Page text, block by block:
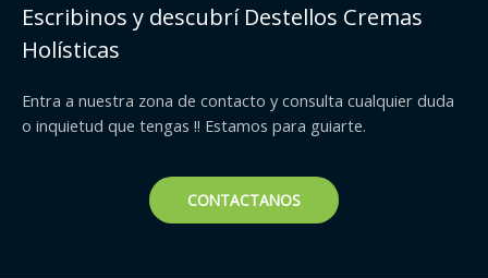
Escribinos y descubrí Destellos Cremas
Holísticas
Entra a nuestra zona de contacto y consulta cualquier duda
o inquietud que tengas !! Estamos para guiarte.
CONTACTANOS